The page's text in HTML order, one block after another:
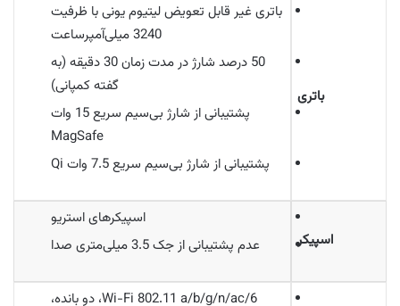
باتری
باتری غیر قابل تعویض لیتیوم یونی با ظرفیت
3240 میلی‌آمپرساعت
50 درصد شارژ در مدت‌ زمان 30 دقیقه (به
گفته کمپانی)
پشتیبانی از شارژ بی‌سیم سریع 15 وات
MagSafe
پشتیبانی از شارژ بی‌سیم سریع 7.5 وات Qi
اسپیکر
اسپیکرهای استریو
عدم پشتیبانی از جک 3.5 میلی‌متری صدا
Wi-Fi 802.11 a/b/g/n/ac/6، دو بانده،‌